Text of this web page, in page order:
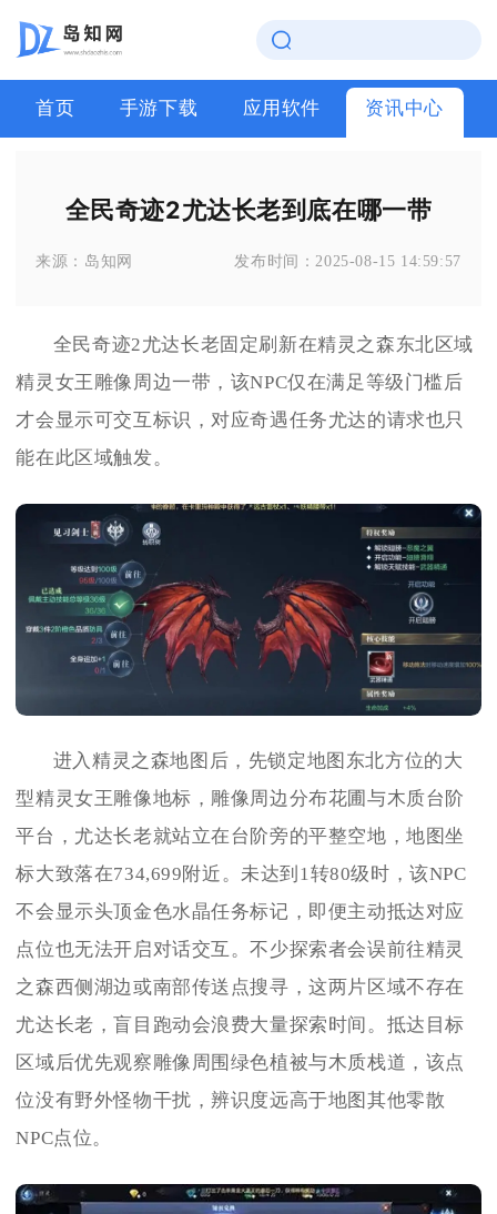
首页 手游下载 应用软件 资讯中心
全民奇迹2尤达长老到底在哪一带
来源： 岛知网 发布时间： 2025-08-15 14:59:57
全民奇迹2尤达长老固定刷新在精灵之森东北区域
精灵女王雕像周边一带，该NPC仅在满足等级门槛后
才会显示可交互标识，对应奇遇任务尤达的请求也只
能在此区域触发。
进入精灵之森地图后，先锁定地图东北方位的大
型精灵女王雕像地标，雕像周边分布花圃与木质台阶
平台，尤达长老就站立在台阶旁的平整空地，地图坐
标大致落在734,699附近。未达到1转80级时，该NPC
不会显示头顶金色水晶任务标记，即便主动抵达对应
点位也无法开启对话交互。不少探索者会误前往精灵
之森西侧湖边或南部传送点搜寻，这两片区域不存在
尤达长老，盲目跑动会浪费大量探索时间。抵达目标
区域后优先观察雕像周围绿色植被与木质栈道，该点
位没有野外怪物干扰，辨识度远高于地图其他零散
NPC点位。